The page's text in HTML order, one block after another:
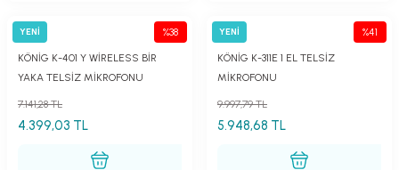
YENİ %38
König
KÖNİG K-401 Y WİRELESS BİR
YAKA TELSİZ MİKROFONU
4.399,03 TL
7.141,28 TL
YENİ %41
König
KÖNİG K-311E 1 EL TELSİZ
MİKROFONU
5.948,68 TL
9.997,79 TL